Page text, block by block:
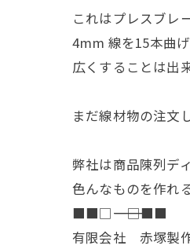
これはプレスブレ
4mm 線を15本曲
広くすることは出
まだ線材物の注文
弊社は商品陳列デ
色んなものを作れ
■■□―――――――――――――――――――□■■
有限会社 赤塚製